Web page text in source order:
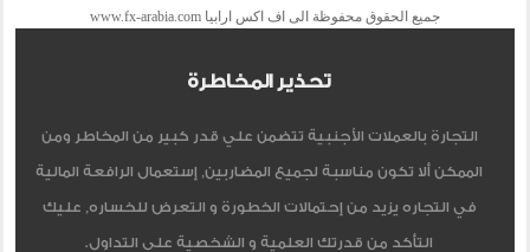
جميع الحقوق محفوظة الى اف اكس ارابيا www.fx-arabia.com
تحذير المخاطرة
التجارة بالعملات الأجنبية تتضمن علي قدر كبير من المخاطر ومن
الممكن ألا تكون مناسبة لجميع المضاربين, إستعمال الرافعة المالية
في التجاره يزيد من إحتمالات الخطورة و التعرض للخساره, عليك
التأكد من قدرتك العلمية و الشخصية على التداول.